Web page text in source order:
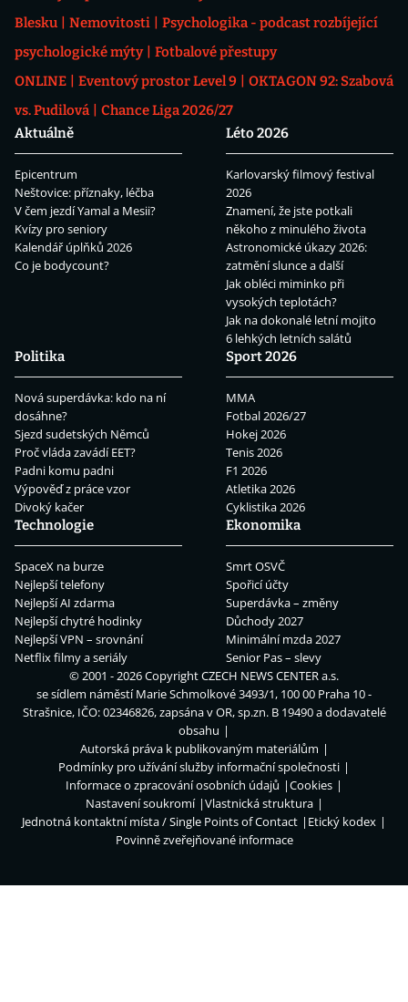
Blesku
Nemovitosti
Psychologika - podcast rozbíjející
psychologické mýty
Fotbalové přestupy
ONLINE
Eventový prostor Level 9
OKTAGON 92: Szabová
vs. Pudilová
Chance Liga 2026/27
Aktuálně
Epicentrum
Neštovice: příznaky, léčba
V čem jezdí Yamal a Mesii?
Kvízy pro seniory
Kalendář úplňků 2026
Co je bodycount?
Léto 2026
Karlovarský filmový festival
2026
Znamení, že jste potkali
někoho z minulého života
Astronomické úkazy 2026:
zatmění slunce a další
Jak obléci miminko při
vysokých teplotách?
Jak na dokonalé letní mojito
6 lehkých letních salátů
Politika
Nová superdávka: kdo na ní
dosáhne?
Sjezd sudetských Němců
Proč vláda zavádí EET?
Padni komu padni
Výpověď z práce vzor
Divoký kačer
Sport 2026
MMA
Fotbal 2026/27
Hokej 2026
Tenis 2026
F1 2026
Atletika 2026
Cyklistika 2026
Technologie
SpaceX na burze
Nejlepší telefony
Nejlepší AI zdarma
Nejlepší chytré hodinky
Nejlepší VPN – srovnání
Netflix filmy a seriály
Ekonomika
Smrt OSVČ
Spořicí účty
Superdávka – změny
Důchody 2027
Minimální mzda 2027
Senior Pas – slevy
© 2001 - 2026 CopyrightCZECH NEWS CENTER a.s.
se sídlem náměstí Marie Schmolkové 3493/1, 100 00 Praha 10 -
Strašnice, IČO: 02346826, zapsána v OR, sp.zn. B 19490 a dodavatelé
obsahu
Autorská práva k publikovaným materiálům
Podmínky pro užívání služby informační společnosti
Informace o zpracování osobních údajů
Cookies
Nastavení soukromí
Vlastnická struktura
Jednotná kontaktní místa / Single Points of Contact
Etický kodex
Povinně zveřejňované informace